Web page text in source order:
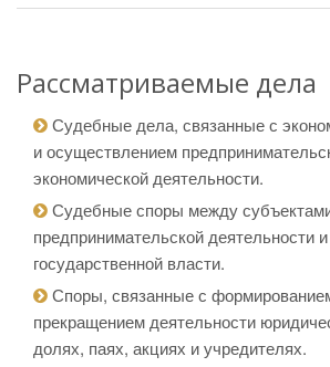
Рассматриваемые дела
Судебные дела, связанные с
и осуществлением
экономической деятельности.
Судебные споры между
предпринимательской деятельности
государственной власти.
Споры, связанные с
прекращением деятельности
долях, паях, акциях и учредителях.